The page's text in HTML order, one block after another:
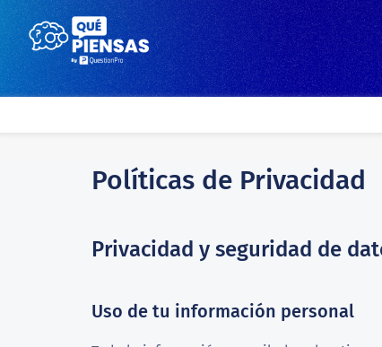
Políticas de Privacidad
Privacidad y seguridad de
Uso de tu información personal